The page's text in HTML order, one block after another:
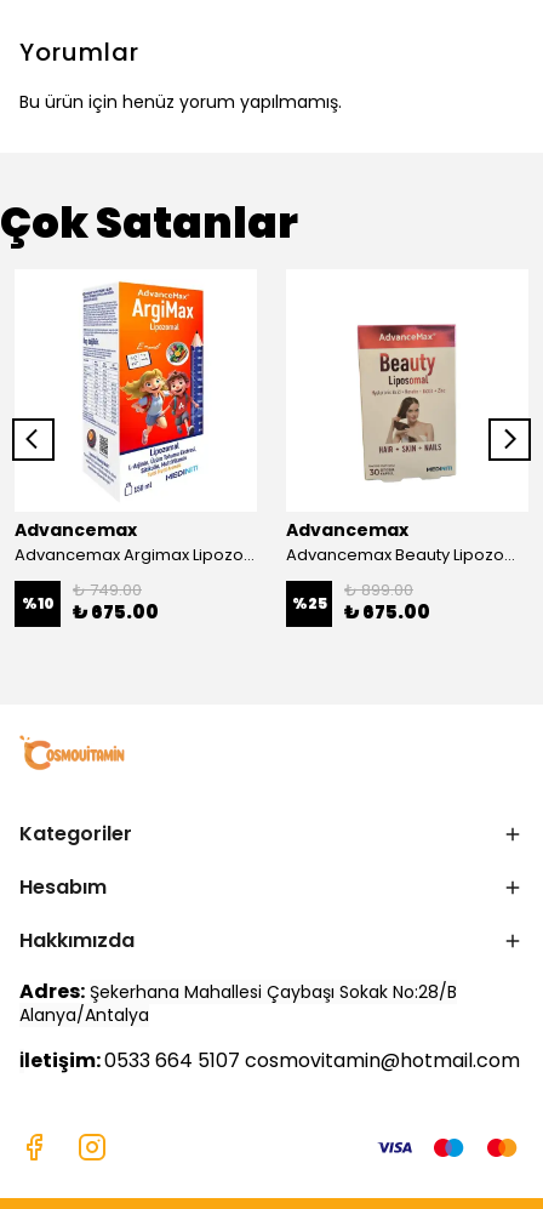
Yorumlar
Bu ürün için henüz yorum yapılmamış.
Çok Satanlar
Advancemax
Advancemax Argimax Lipozomal Sıvı 150 ml 8684375607587
%10
₺ 749.00
₺ 675.00
Advancemax
Advancemax Beauty Lipozomal Hyalüronik Asit Keratin Biotin Zn 30 Kapsül 8684375607556
%25
₺ 899.00
₺ 675.00
Kategoriler
Hesabım
Hakkımızda
Adres: Şekerhana Mahallesi Çaybaşı Sokak No:28/B
Alanya/Antalya
İletişim:0533 664 5107 cosmovitamin@hotmail.com